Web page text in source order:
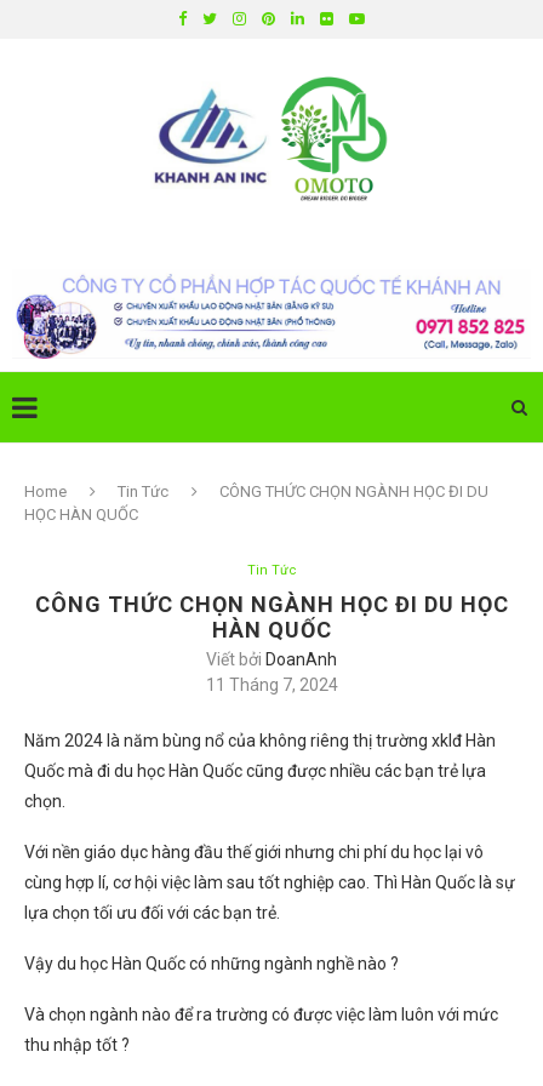
Home Tin Tức
CÔNG THỨC CHỌN NGÀNH HỌC ĐI DU
HỌC HÀN QUỐC
Tin Tức
CÔNG THỨC CHỌN NGÀNH HỌC ĐI DU HỌC
HÀN QUỐC
Viết bởi DoanAnh
11 Tháng 7, 2024
Năm 2024 là năm bùng nổ của không riêng thị trường xklđ Hàn
Quốc mà đi du học Hàn Quốc cũng được nhiều các bạn trẻ lựa
chọn.
Với nền giáo dục hàng đầu thế giới nhưng chi phí du học lại vô
cùng hợp lí, cơ hội việc làm sau tốt nghiệp cao. Thì Hàn Quốc là sự
lựa chọn tối ưu đối với các bạn trẻ.
Vậy du học Hàn Quốc có những ngành nghề nào ?
Và chọn ngành nào để ra trường có được việc làm luôn với mức
thu nhập tốt ?